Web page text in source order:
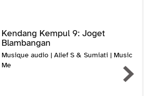
Kendang Kempul 9: Joget
Blambangan
Musique audio | Alief S & Sumiati | Music
Me